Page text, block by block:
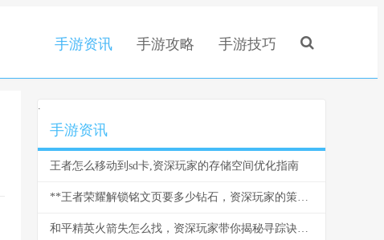
手游资讯 手游攻略 手游技巧
.
手游资讯
王者怎么移动到sd卡,资深玩家的存储空间优化指南
**王者荣耀解锁铭文页要多少钻石，资深玩家的策略与情怀**
和平精英火箭失怎么找，资深玩家带你揭秘寻踪诀窍副标题